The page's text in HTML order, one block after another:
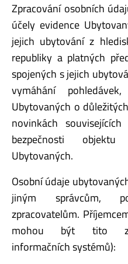
Zpracování osobních
účely evidence
jejich ubytování z
republiky a platných
spojených s jejich
vymáhání
Ubytovaných o
novinkách
bezpečnosti
Ubytovaných.
Osobní údaje
jiným správcům,
zpracovatelům.
mohou být tito
informačních systémů):